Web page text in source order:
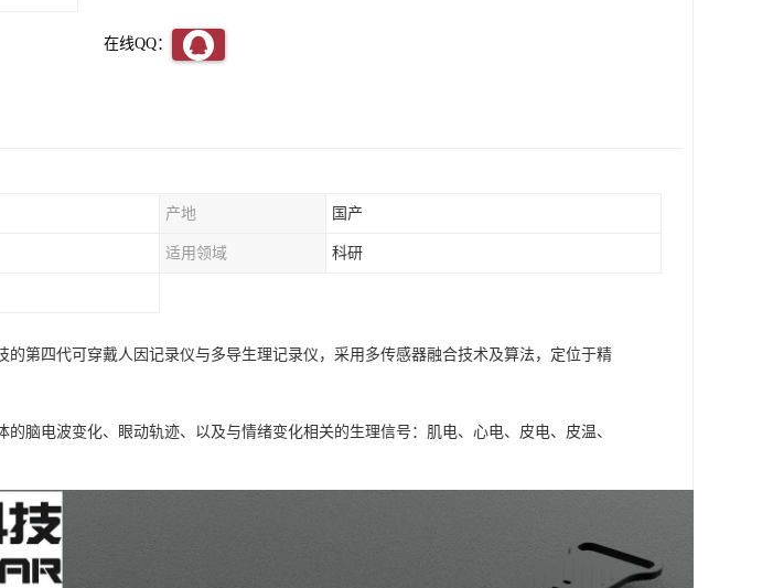
在线QQ：
产地 国产
适用领域 科研
的第四代可穿戴人因记录仪与多导生理记录仪，采用多传感器融合技术及算法，定位于精
脑电波变化、眼动轨迹、以及与情绪变化相关的生理信号：肌电、心电、皮电、皮温、